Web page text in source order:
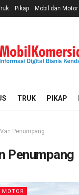
Pikap Mobil dan Motor
TRUK PIKAP
Van Penumpang
Penumpang